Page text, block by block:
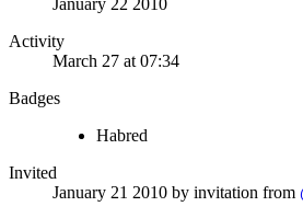
January 22 2010
Activity
March 27 at 07:34
Badges
Habred
Invited
January 21 2010 by invitation from